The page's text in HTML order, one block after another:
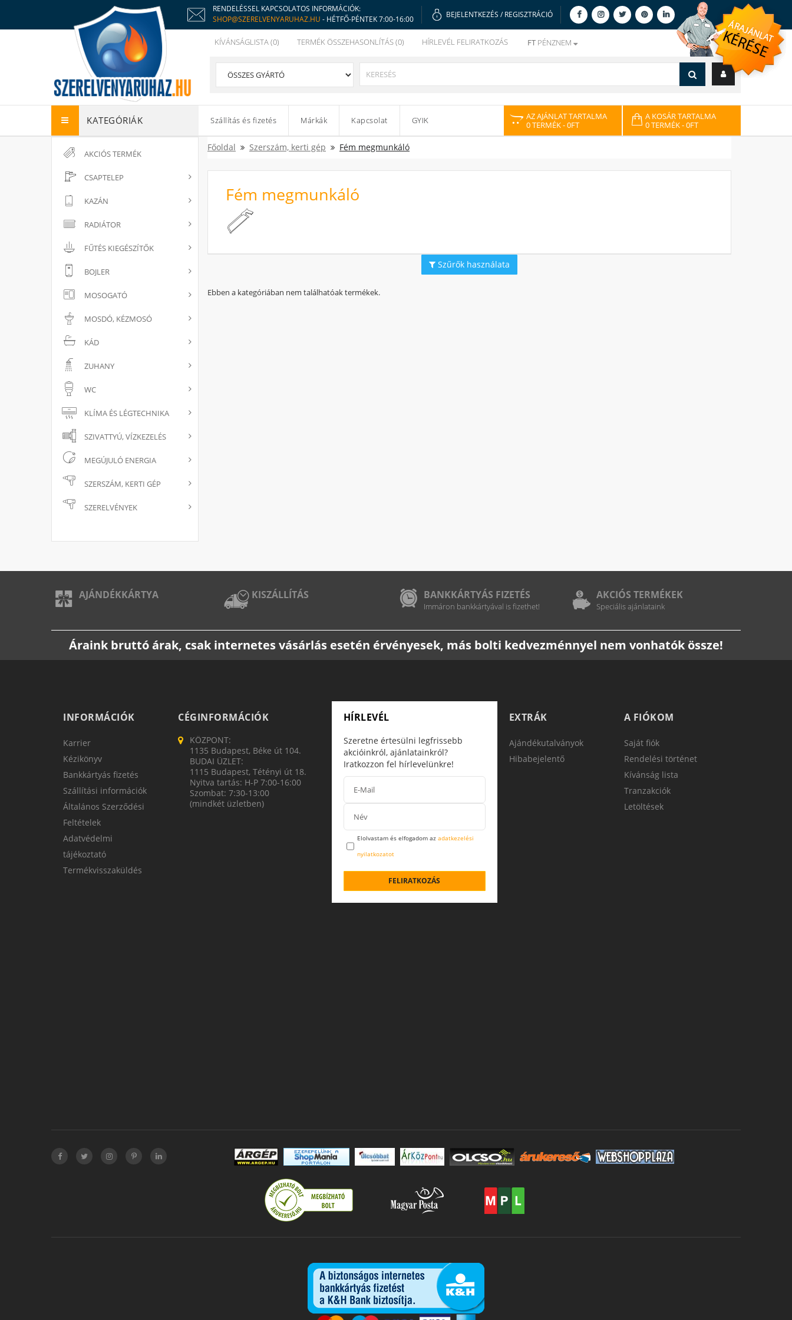
RENDELÉSSEL KAPCSOLATOS INFORMÁCIÓK:
SHOP@SZERELVENYARUHAZ.HU - HÉTFŐ-PÉNTEK 7:00-16:00
BEJELENTKEZÉS / REGISZTRÁCIÓ
KÍVÁNSÁGLISTA (0) TERMÉK ÖSSZEHASONLÍTÁS (0) HÍRLEVÉL FELIRATKOZÁS FT PÉNZNEM
KATEGÓRIÁK Szállítás és fizetés Márkák Kapcsolat GYIK
AZ AJÁNLAT TARTALMA
0 TERMÉK- 0FT
A KOSÁR TARTALMA
0 TERMÉK- 0FT
AKCIÓS TERMÉK
CSAPTELEP
KAZÁN
RADIÁTOR
FŰTÉS KIEGÉSZÍTŐK
BOJLER
MOSOGATÓ
MOSDÓ, KÉZMOSÓ
KÁD
ZUHANY
WC
KLÍMA ÉS LÉGTECHNIKA
SZIVATTYÚ, VÍZKEZELÉS
MEGÚJULÓ ENERGIA
SZERSZÁM, KERTI GÉP
SZERELVÉNYEK
Főoldal Szerszám, kerti gép Fém megmunkáló
Fém megmunkáló
Szűrők használata
Ebben a kategóriában nem találhatóak termékek.
AJÁNDÉKKÁRTYA KISZÁLLÍTÁS BANKKÁRTYÁS FIZETÉS
Immáron bankkártyával is fizethet!
AKCIÓS TERMÉKEK
Speciális ajánlataink
Áraink bruttó árak, csak internetes vásárlás esetén érvényesek, más bolti kedvezménnyel nem vonhatók össze!
INFORMÁCIÓK
Karrier
Kézikönyv
Bankkártyás fizetés
Szállítási információk
Általános Szerződési
Feltételek
Adatvédelmi
tájékoztató
Termékvisszaküldés
CÉGINFORMÁCIÓK
KÖZPONT:
1135 Budapest, Béke út 104.
BUDAI ÜZLET:
1115 Budapest, Tétényi út 18.
Nyitva tartás: H-P 7:00-16:00
Szombat: 7:30-13:00
(mindkét üzletben)
HÍRLEVÉL
Szeretne értesülni legfrissebb
akcióinkról, ajánlatainkról?
Iratkozzon fel hírlevelünkre!
Elolvastam és elfogadom az adatkezelési
nyilatkozatot
FELIRATKOZÁS
EXTRÁK
Ajándékutalványok
Hibabejelentő
A FIÓKOM
Saját fiók
Rendelési történet
Kívánság lista
Tranzakciók
Letöltések